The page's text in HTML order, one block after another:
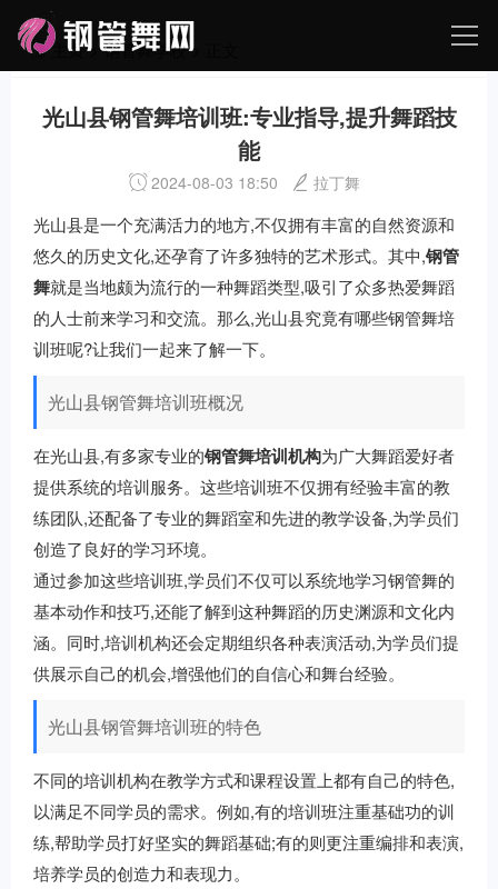
主页>钢管舞学校> 正文
光山县钢管舞培训班:专业指导,提升舞蹈技
能
2024-08-03 18:50 拉丁舞
光山县是一个充满活力的地方,不仅拥有丰富的自然资源和
悠久的历史文化,还孕育了许多独特的艺术形式。其中,钢管
舞就是当地颇为流行的一种舞蹈类型,吸引了众多热爱舞蹈
的人士前来学习和交流。那么,光山县究竟有哪些钢管舞培
训班呢?让我们一起来了解一下。
光山县钢管舞培训班概况
在光山县,有多家专业的钢管舞培训机构为广大舞蹈爱好者
提供系统的培训服务。这些培训班不仅拥有经验丰富的教
练团队,还配备了专业的舞蹈室和先进的教学设备,为学员们
创造了良好的学习环境。
通过参加这些培训班,学员们不仅可以系统地学习钢管舞的
基本动作和技巧,还能了解到这种舞蹈的历史渊源和文化内
涵。同时,培训机构还会定期组织各种表演活动,为学员们提
供展示自己的机会,增强他们的自信心和舞台经验。
光山县钢管舞培训班的特色
不同的培训机构在教学方式和课程设置上都有自己的特色,
以满足不同学员的需求。例如,有的培训班注重基础功的训
练,帮助学员打好坚实的舞蹈基础;有的则更注重编排和表演,
培养学员的创造力和表现力。